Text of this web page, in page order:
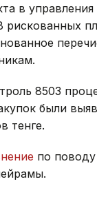
в
рискованных
8503
были
тенге.
по